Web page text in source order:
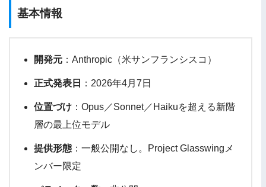
基本情報
開発元 ：Anthropic（米サンフランシスコ）
正式発表日 ：2026年4月7日
位置づけ ：Opus／Sonnet／Haikuを超える新階
層の最上位モデル
提供形態 ：一般公開なし。Project Glasswingメ
ンバー限定